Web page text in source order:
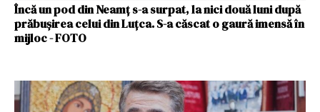
Încă un pod din Neamț s-a surpat, la nici două luni după
prăbușirea celui din Luțca. S-a căscat o gaură imensă în
mijloc - FOTO